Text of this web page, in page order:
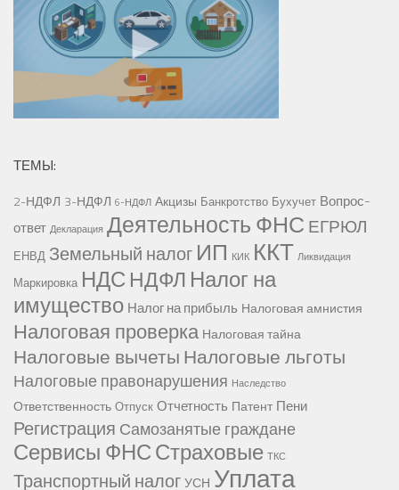
ТЕМЫ:
2-НДФЛ 3-НДФЛ 6-НДФЛ Акцизы Банкротство Бухучет Вопрос-
ответ Декларация Деятельность ФНС ЕГРЮЛ
ЕНВД Земельный налог ИП КИК ККТ Ликвидация
Маркировка НДС НДФЛ Налог на
имущество Налог на прибыль Налоговая амнистия
Налоговая проверка Налоговая тайна
Налоговые вычетыНалоговые льготы
Налоговые правонарушения Наследство
Ответственность Отпуск Отчетность Патент Пени
Регистрация Самозанятые граждане
Сервисы ФНССтраховые ТКС
Транспортный налогУСН Уплата